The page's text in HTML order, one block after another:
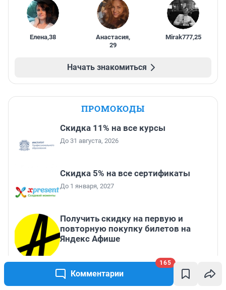
Комментарии
165
Елена,38 Анастасия,
29
Mirak777,25
Начать знакомиться
ПРОМОКОДЫ
Скидка 11% на все курсы
До 31 августа, 2026
Скидка 5% на все сертификаты
До 1 января, 2027
Получить скидку на первую и
повторную покупку билетов на
Яндекс Афише
Скидка 20% от 4 000 ₽, 30% от 7 000
₽ и 40% от 12 000 ₽ на первый и все
повторные заказы по промокоду